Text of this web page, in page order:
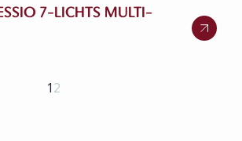
7-LICHTS MULTI-
12